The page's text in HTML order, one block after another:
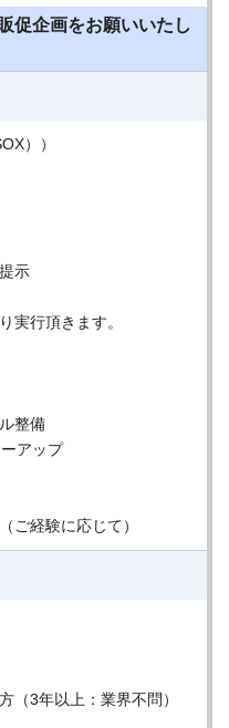
促企画をお願いいたし
））
示
実行頂きます。
整備
アップ
ご経験に応じて）
（3年以上：業界不問）